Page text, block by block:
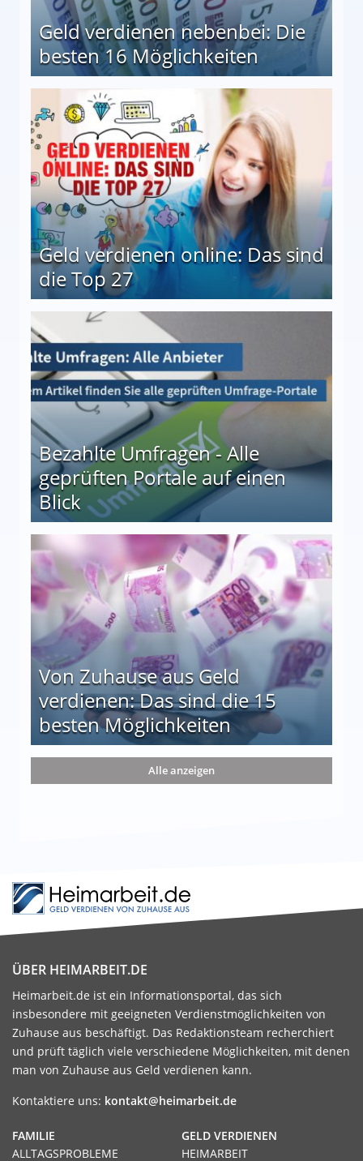
Geld verdienen nebenbei: Die
besten 16 Möglichkeiten
Geld verdienen online: Das sind
die Top 27
Bezahlte Umfragen - Alle
geprüften Portale auf einen
Blick
auf einen Blick
Von Zuhause aus Geld
verdienen: Das sind die 15
besten Möglichkeiten
die 15 besten Möglichkeiten
Alle anzeigen
ÜBER HEIMARBEIT.DE
Heimarbeit.de ist ein Informationsportal, das sich
insbesondere mit geeigneten Verdienstmöglichkeiten von
Zuhause aus beschäftigt. Das Redaktionsteam recherchiert
und prüft täglich viele verschiedene Möglichkeiten, mit denen
man von Zuhause aus Geld verdienen kann.
Kontaktiere uns: kontakt@heimarbeit.de
GELD VERDIENEN
HEIMARBEIT
FAMILIE
ALLTAGSPROBLEME